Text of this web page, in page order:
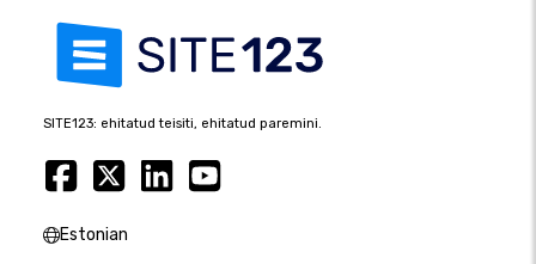
SITE123: ehitatud teisiti, ehitatud paremini.
Estonian